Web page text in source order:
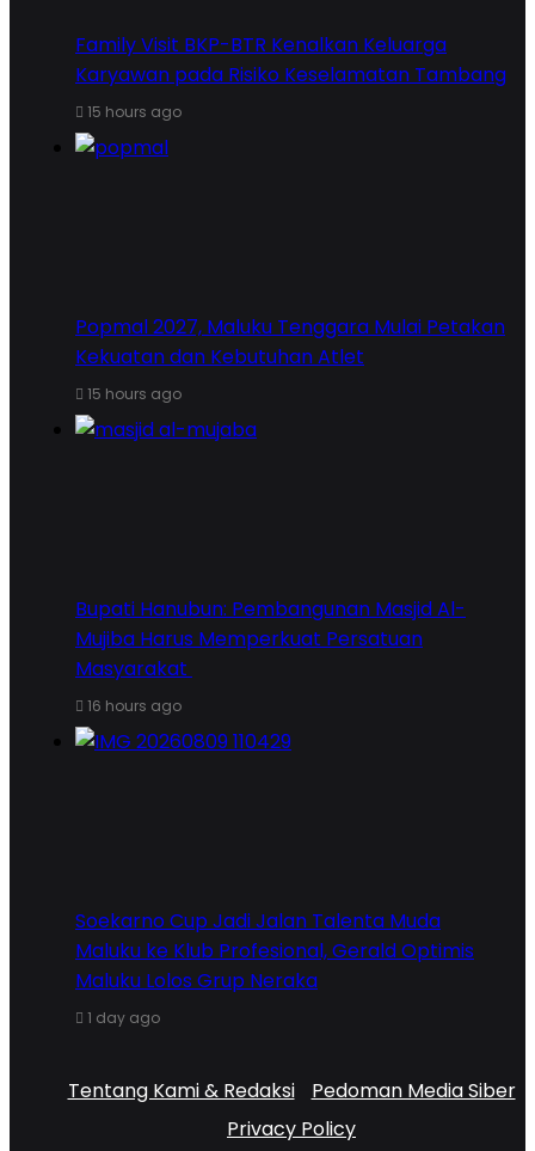
Family Visit BKP-BTR Kenalkan Keluarga
Karyawan pada Risiko Keselamatan Tambang
15 hours ago
Popmal 2027, Maluku Tenggara Mulai Petakan
Kekuatan dan Kebutuhan Atlet
15 hours ago
Bupati Hanubun: Pembangunan Masjid Al-
Mujiba Harus Memperkuat Persatuan
Masyarakat
16 hours ago
Soekarno Cup Jadi Jalan Talenta Muda
Maluku ke Klub Profesional, Gerald Optimis
Maluku Lolos Grup Neraka
1 day ago
Tentang Kami & Redaksi
Pedoman Media Siber
Privacy Policy